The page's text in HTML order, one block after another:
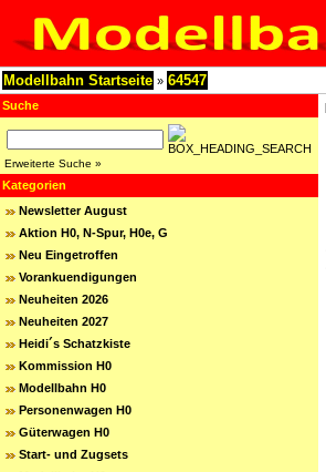
Modellbahn Startseite » 64547
Suche
Erweiterte Suche »
Kategorien
Newsletter August
Aktion H0, N-Spur, H0e, G
Neu Eingetroffen
Vorankuendigungen
Neuheiten 2026
Neuheiten 2027
Heidi´s Schatzkiste
Kommission H0
Modellbahn H0
Personenwagen H0
Güterwagen H0
Start- und Zugsets